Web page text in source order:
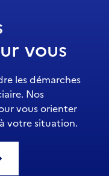
vous
les démarches
Nos
vous orienter
votre situation.